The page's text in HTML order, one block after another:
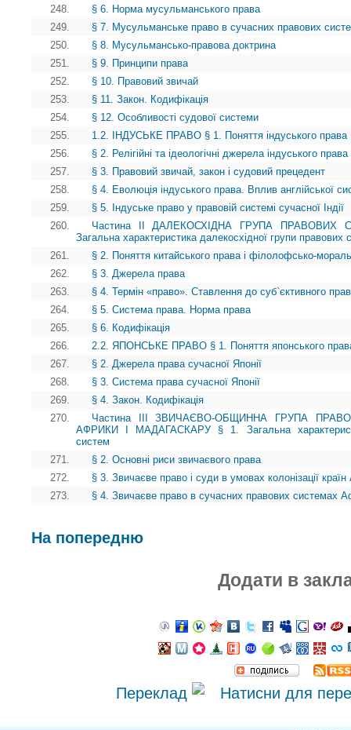
248.
§ 6. Норма мусульманського права
249.
§ 7. Мусульманське право в сучасних правових
250.
§ 8. Мусульмансько-правова доктрина
251.
§ 9. Принципи права
252.
§ 10. Правовий звичай
253.
§ 11. Закон. Кодифікація
254.
§ 12. Особливості судової системи
255.
1.2. ІНДУСЬКЕ ПРАВО § 1. Поняття індуського права
256.
§ 2. Релігійні та ідеологічні джерела індуського права
257.
§ 3. Правовий звичай, закон і судовий прецедент
258.
§ 4. Еволюція індуського права. Вплив англійської
259.
§ 5. Індуське право у правовій системі сучасної Індії
260.
Частина II ДАЛЕКОСХІДНА ГРУПА
Загальна характеристика далекосхідної групи правових
261.
§ 2. Поняття китайського права і філолофсько-
262.
§ 3. Джерела права
263.
§ 4. Термін «право». Ставлення до суб`єктивного
264.
§ 5. Система права. Норма права
265.
§ 6. Кодифікація
266.
2.2. ЯПОНСЬКЕ ПРАВО § 1. Поняття японського права
267.
§ 2. Джерела права сучасної Японії
268.
§ 3. Система права сучасної Японії
269.
§ 4. Закон. Кодифікація
270.
Частина III ЗВИЧАЄВО-ОБЩИННА ГРУПА
АФРИКИ І МАДАГАСКАРУ § 1. Загальна
систем
271.
§ 2. Основні риси звичаєвого права
272.
§ 3. Звичаєве право і суди в умовах колонізації
273.
§ 4. Звичаєве право в сучасних правових системах
На попередню
Додати в
Переклад